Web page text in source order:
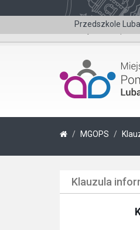
Przedszkole
Wersja dla
MGOPS
Klauzula